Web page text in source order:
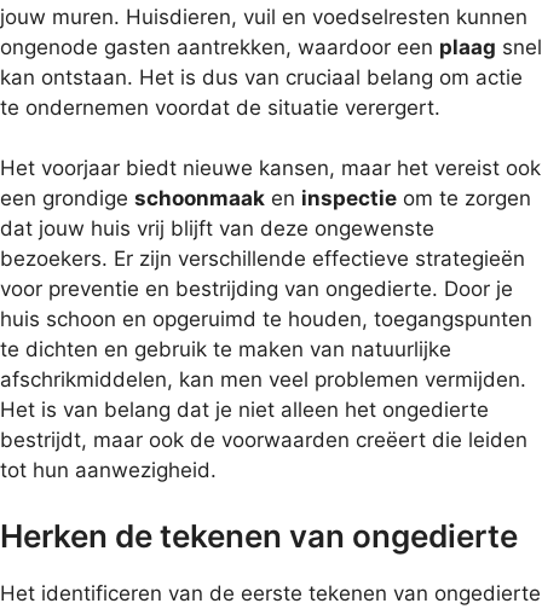
jouw muren. Huisdieren, vuil en voedselresten kunnen
ongenode gasten aantrekken, waardoor een plaag snel
kan ontstaan. Het is dus van cruciaal belang om actie
te ondernemen voordat de situatie verergert.
Het voorjaar biedt nieuwe kansen, maar het vereist ook
een grondige schoonmaak en inspectie om te zorgen
dat jouw huis vrij blijft van deze ongewenste
bezoekers. Er zijn verschillende effectieve strategieën
voor preventie en bestrijding van ongedierte. Door je
huis schoon en opgeruimd te houden, toegangspunten
te dichten en gebruik te maken van natuurlijke
afschrikmiddelen, kan men veel problemen vermijden.
Het is van belang dat je niet alleen het ongedierte
bestrijdt, maar ook de voorwaarden creëert die leiden
tot hun aanwezigheid.
Herken de tekenen van ongedierte
Het identificeren van de eerste tekenen van ongedierte